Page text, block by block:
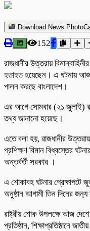
Download News
152
রাজধানীর উত্তরায়
হতাহত হয়েছেন। এ ঘটনায় আজ
পালন করছে বাংলাদেশ।
এর আগে সোমবার (২১ জুলাই)
তথ্য জানানো হয়েছে।
এতে বলা হয়, রাজধানীর
প্রশিক্ষণ বিমান বিধ্বস্তের
অন্তর্বর্তী সরকার ।
এ শোকাবহ ঘটনার প্রেক্ষাপটে
অনুষ্ঠান আগামী তিন দিনের
রাষ্ট্রীয় শোক উপলক্ষে আজ
প্রতিষ্ঠান, শিক্ষাপ্রতিষ্ঠানে